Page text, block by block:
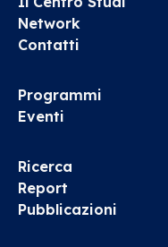
Network
Contatti
Programmi
Eventi
Ricerca
Report
Pubblicazioni